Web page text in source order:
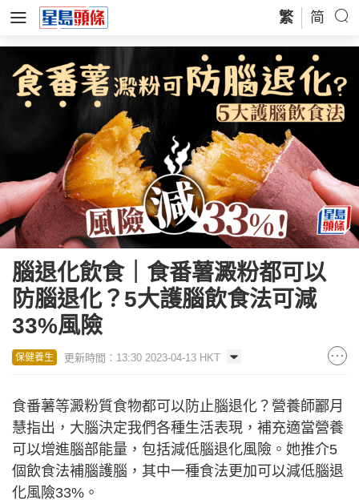
繁 简
腦退化飲食｜食番薯澱粉都可以
防腦退化？5大護腦飲食法可減
33%風險
保健養生 更新時間：13:30 2023-04-13 HKT
食番薯等澱粉質食物都可以防止腦退化？營養師酈月
慧指出，大腦決定我們各種生活表現，補充適當營養
可以增進腦部能量，包括減低腦退化風險。她推介5
個飲食法補腦護腦，其中一種食法更加可以減低腦退
化風險33%。